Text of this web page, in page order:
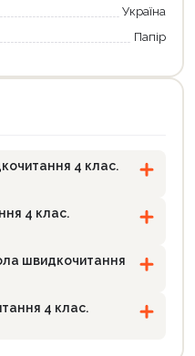
Україна
Папір
4 клас.
4 клас.
швидкочитання
4 клас.